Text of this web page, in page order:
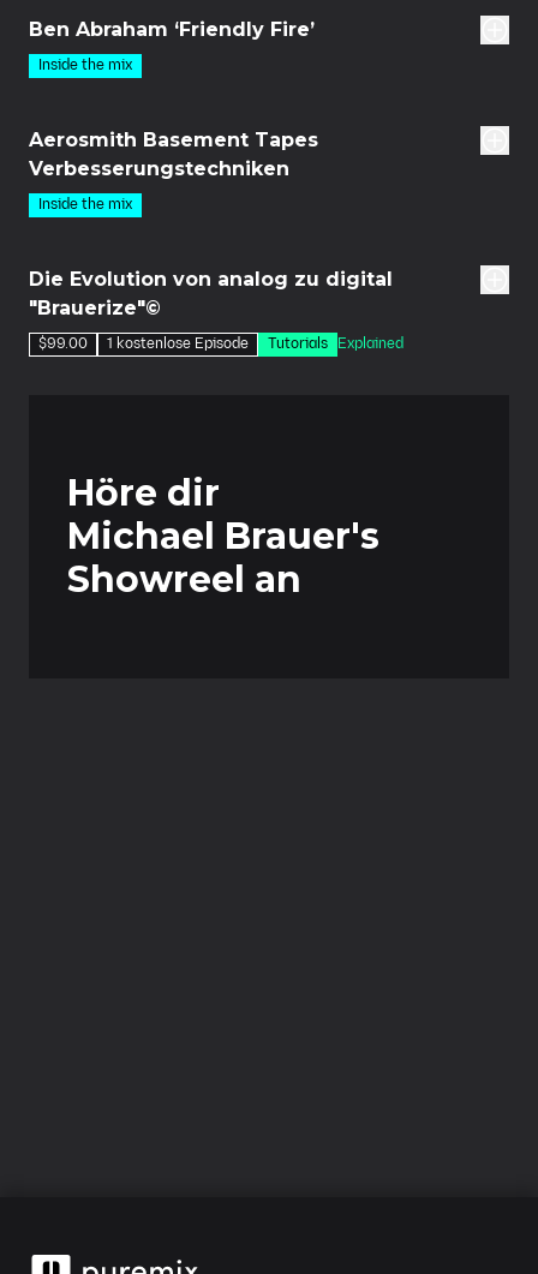
Ben Abraham ‘Friendly Fire’
Inside the mix
Aerosmith Basement Tapes
Verbesserungstechniken
Inside the mix
Die Evolution von analog zu digital
"Brauerize"©
$99.00 1 kostenlose Episode Tutorials Explained
Höre dir
Michael Brauer's
Showreel an